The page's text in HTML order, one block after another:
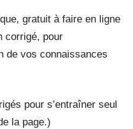
gratuit à faire en ligne
corrigé, pour
de vos connaissances
pour s’entraîner seul
la page.)